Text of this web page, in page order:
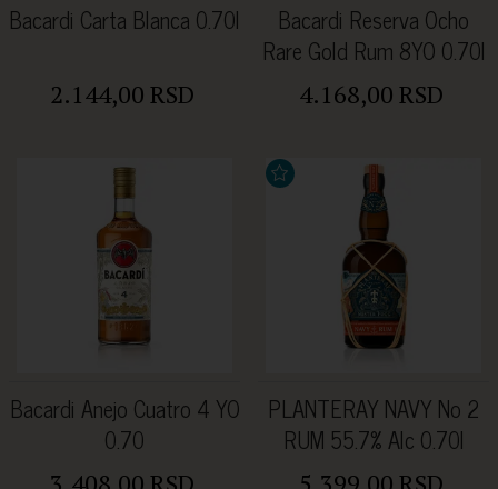
Bacardi Carta Blanca 0.70l
2.144,00 RSD
Bacardi Reserva Ocho
Rare Gold Rum 8YO 0.70l
4.168,00 RSD
Bacardi Anejo Cuatro 4 YO
0.70
PLANTERAY NAVY No 2
RUM 55.7% Alc 0.70l